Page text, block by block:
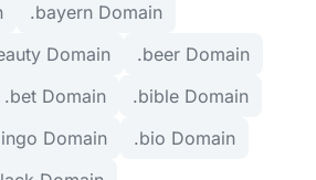
.bayern Domain
Domain
.beer Domain
.bet Domain
.bible Domain
Domain
.bio Domain